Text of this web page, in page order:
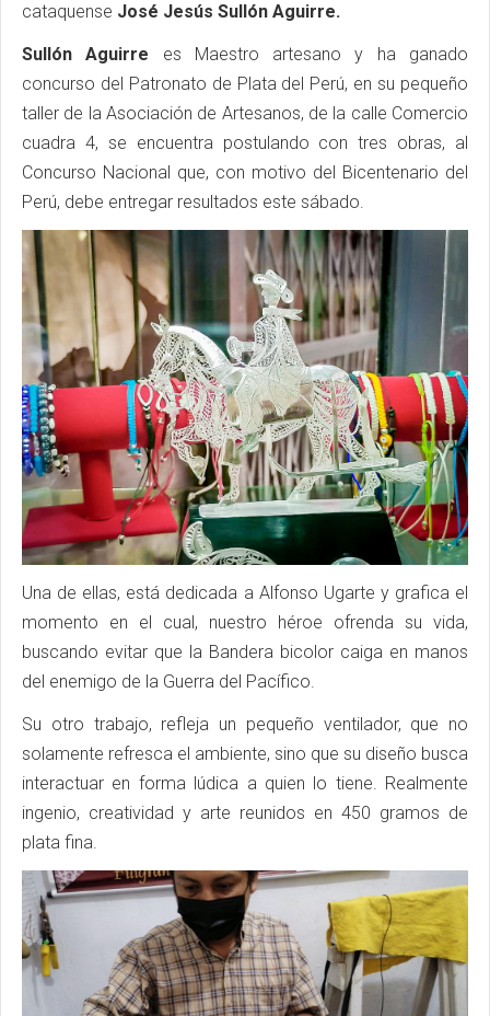
cataquense José Jesús Sullón Aguirre.
Sullón Aguirre es Maestro artesano y ha ganado
concurso del Patronato de Plata del Perú, en su pequeño
taller de la Asociación de Artesanos, de la calle Comercio
cuadra 4, se encuentra postulando con tres obras, al
Concurso Nacional que, con motivo del Bicentenario del
Perú, debe entregar resultados este sábado.
Una de ellas, está dedicada a Alfonso Ugarte y grafica el
momento en el cual, nuestro héroe ofrenda su vida,
buscando evitar que la Bandera bicolor caiga en manos
del enemigo de la Guerra del Pacífico.
Su otro trabajo, refleja un pequeño ventilador, que no
solamente refresca el ambiente, sino que su diseño busca
interactuar en forma lúdica a quien lo tiene. Realmente
ingenio, creatividad y arte reunidos en 450 gramos de
plata fina.